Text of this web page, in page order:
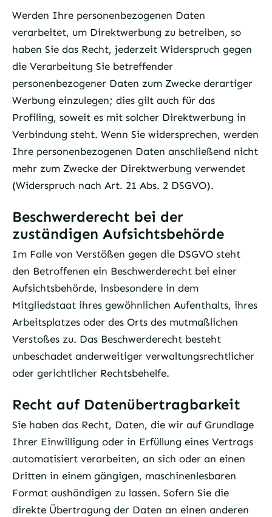
Werden Ihre personenbezogenen Daten
verarbeitet, um Direktwerbung zu betreiben, so
haben Sie das Recht, jederzeit Widerspruch gegen
die Verarbeitung Sie betreffender
personenbezogener Daten zum Zwecke derartiger
Werbung einzulegen; dies gilt auch für das
Profiling, soweit es mit solcher Direktwerbung in
Verbindung steht. Wenn Sie widersprechen, werden
Ihre personenbezogenen Daten anschließend nicht
mehr zum Zwecke der Direktwerbung verwendet
(Widerspruch nach Art. 21 Abs. 2 DSGVO).
Beschwerderecht bei der
zuständigen Aufsichtsbehörde
Im Falle von Verstößen gegen die DSGVO steht
den Betroffenen ein Beschwerderecht bei einer
Aufsichtsbehörde, insbesondere in dem
Mitgliedstaat ihres gewöhnlichen Aufenthalts, ihres
Arbeitsplatzes oder des Orts des mutmaßlichen
Verstoßes zu. Das Beschwerderecht besteht
unbeschadet anderweitiger verwaltungsrechtlicher
oder gerichtlicher Rechtsbehelfe.
Recht auf Datenübertragbarkeit
Sie haben das Recht, Daten, die wir auf Grundlage
Ihrer Einwilligung oder in Erfüllung eines Vertrags
automatisiert verarbeiten, an sich oder an einen
Dritten in einem gängigen, maschinenlesbaren
Format aushändigen zu lassen. Sofern Sie die
direkte Übertragung der Daten an einen anderen